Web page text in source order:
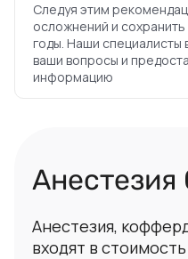
Следуя этим
осложнений и
годы. Наши специалисты
ваши вопросы и
информацию
Анестезия
Анестезия,
входят в